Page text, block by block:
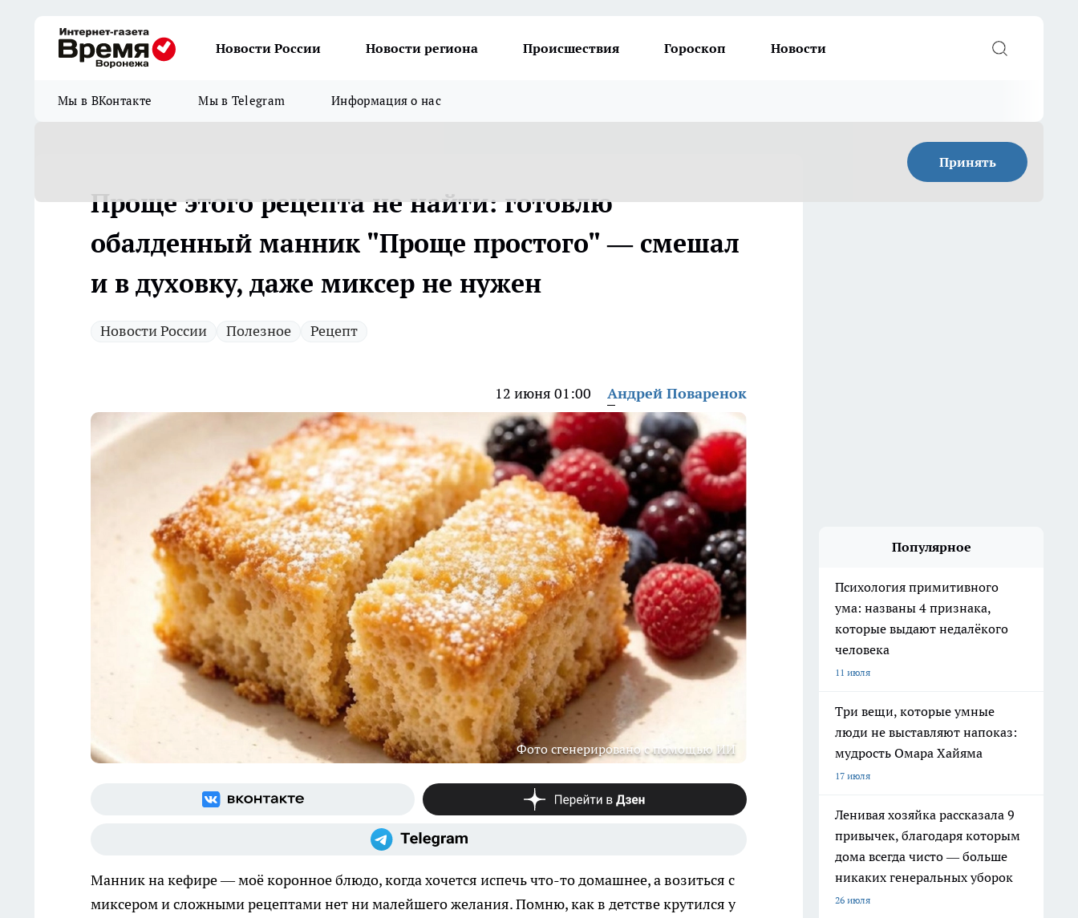
Новости России Новости региона Происшествия Гороскоп Новости
Мы в ВКонтакте Мы в Telegram Информация о нас
Принять
Проще этого рецепта не найти: готовлю
обалденный манник "Проще простого" — смешал
и в духовку, даже миксер не нужен
Новости России Полезное Рецепт
12 июня 01:00 Андрей Поваренок
Фото сгенерировано с помощью ИИ
Манник на кефире — моё коронное блюдо, когда хочется испечь что-то домашнее, а возиться с
миксером и сложными рецептами нет ни малейшего желания. Помню, как в детстве крутился у
Популярное
Психология примитивного
ума: названы 4 признака,
которые выдают недалёкого
человека
11 июля
Три вещи, которые умные
люди не выставляют напоказ:
мудрость Омара Хайяма
17 июля
Ленивая хозяйка рассказала 9
привычек, благодаря которым
дома всегда чисто — больше
никаких генеральных уборок
26 июля